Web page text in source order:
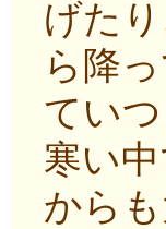
げた
ら降
てい
寒い
から